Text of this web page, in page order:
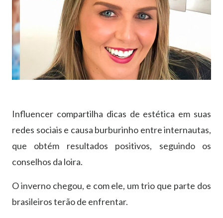
Influencer compartilha dicas de estética em suas
redes sociais e causa burburinho entre internautas,
que obtém resultados positivos, seguindo os
conselhos da loira.
O inverno chegou, e com ele, um trio que parte dos
brasileiros terão de enfrentar.